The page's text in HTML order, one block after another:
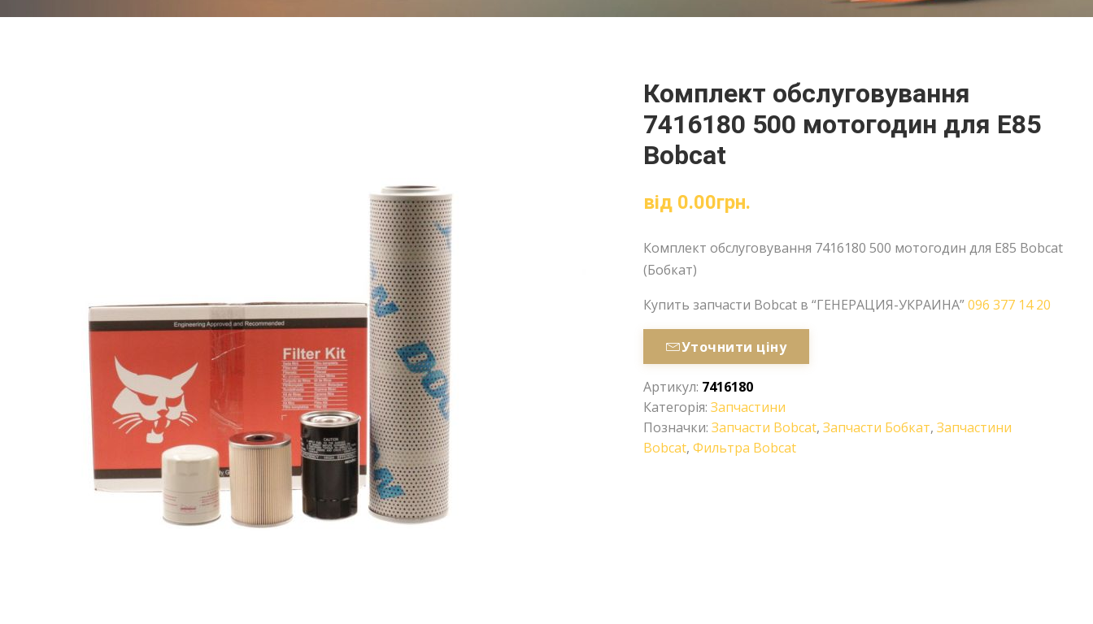
Комплект обслуговування
7416180 500 мотогодин для E85
Bobcat
від 0.00грн.
Комплект обслуговування 7416180 500 мотогодин для E85 Bobcat
(Бобкат)
Купить запчасти Bobcat в “ГЕНЕРАЦИЯ-УКРАИНА”096 377 14 20
Уточнити ціну
Артикул: 7416180
Категорія:Запчастини
Позначки:Запчасти Bobcat,Запчасти Бобкат,Запчастини
Bobcat,Фильтра Bobcat